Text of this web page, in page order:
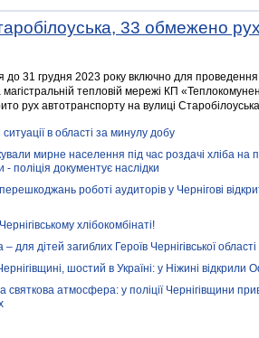
33 обмежено
до 31 грудня 2023 року включно для
тепловій мережі КП
рух автотранспорту на вулиці
в області за минулу добу
мирне населення під час роздачі хліба на
- поліція документує наслідки
роботі аудиторів у Чернігові
хлібокомбінаті!
для дітей загиблих Героїв Чернігівської області
шостий в Україні: у Ніжині відкрили
святкова атмосфера: у поліції Чернігівщини